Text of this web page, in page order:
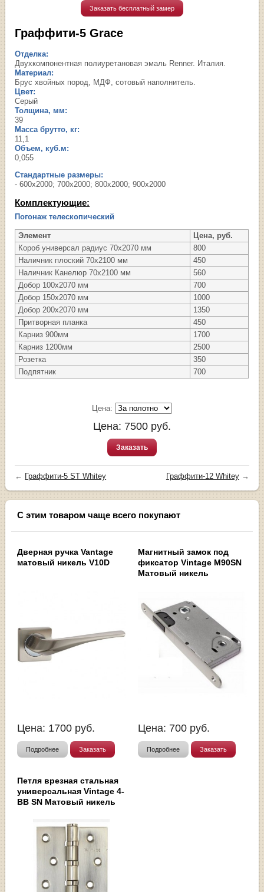
Заказать бесплатный замер
Граффити-5 Grace
Отделка:
Двухкомпонентная полиуретановая эмаль Renner. Италия.
Материал:
Брус хвойных пород, МДФ, сотовый наполнитель.
Цвет:
Серый
Толщина, мм:
39
Масса брутто, кг:
11,1
Объем, куб.м:
0,055
Стандартные размеры:
- 600х2000; 700х2000; 800х2000; 900х2000
Комплектующие:
Погонаж телескопический
Элемент
Цена, руб.
Короб универсал радиус 70х2070 мм
800
Наличник плоский 70х2100 мм
450
Наличник Канелюр 70х2100 мм
560
Добор 100х2070 мм
700
Добор 150х2070 мм
1000
Добор 200х2070 мм
1350
Притворная планка
450
Карниз 900мм
1700
Карниз 1200мм
2500
Розетка
350
Подпятник
700
Цена:
Цена: 7500 руб.
Заказать
← Граффити-5 ST Whitey Граффити-12 Whitey→
С этим товаром чаще всего покупают
Дверная ручка Vantage
матовый никель V10D
Цена: 1700 руб.
Подробнее Заказать
Магнитный замок под
фиксатор Vintage M90SN
Матовый никель
Цена: 700 руб.
Подробнее Заказать
Петля врезная стальная
универсальная Vintage 4-
BB SN Матовый никель